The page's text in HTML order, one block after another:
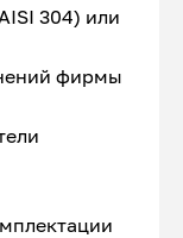
304) или
фирмы